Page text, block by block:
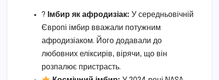
? Імбир як афродизіак: У середньовічній
Європі імбир вважали потужним
афродизіаком. Його додавали до
любовних еліксирів, вірячи, що він
розпалює пристрасть.